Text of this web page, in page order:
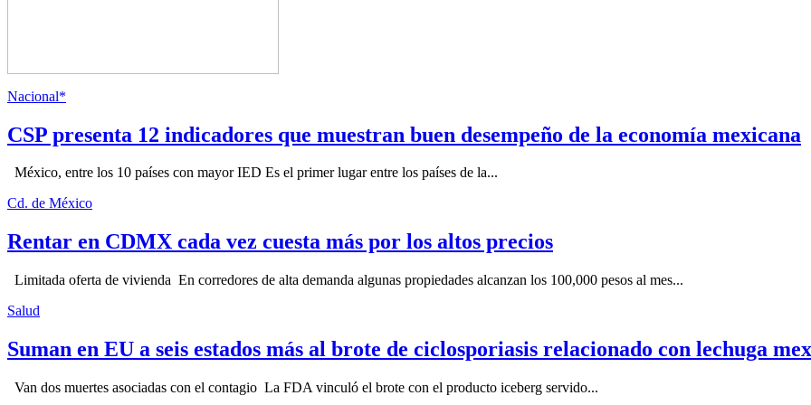
Nacional*
CSP presenta 12 indicadores que muestran buen desempeño de la economía mexicana
México, entre los 10 países con mayor IED Es el primer lugar entre los países de la...
Cd. de México
Rentar en CDMX cada vez cuesta más por los altos precios
Limitada oferta de vivienda En corredores de alta demanda algunas propiedades alcanzan los 100,000 pesos al mes...
Salud
Suman en EU a seis estados más al brote de ciclosporiasis relacionado con lechuga
Van dos muertes asociadas con el contagio La FDA vinculó el brote con el producto iceberg servido...